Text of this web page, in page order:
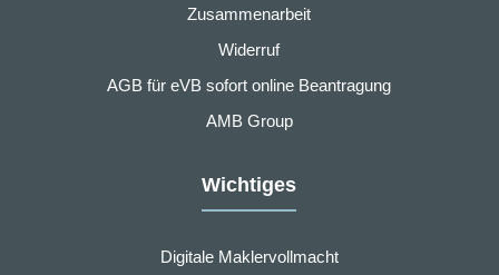
Zusammenarbeit
Widerruf
AGB für eVB sofort online Beantragung
AMB Group
Wichtiges
Digitale Maklervollmacht